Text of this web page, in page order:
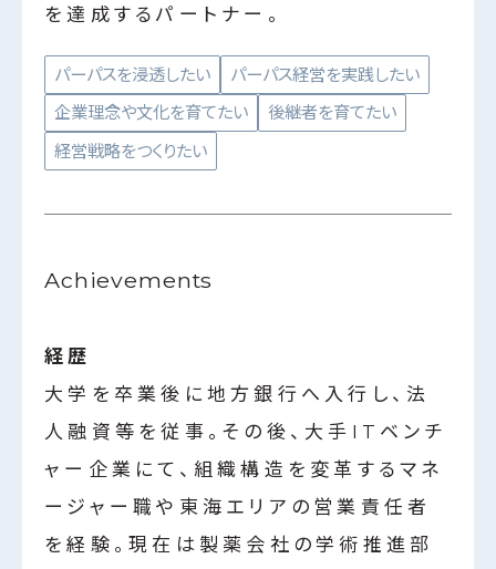
を達成するパートナー。
パーパスを浸透したい
パーパス経営を実践したい
企業理念や文化を育てたい
後継者を育てたい
経営戦略をつくりたい
Achievements
経歴
大学を卒業後に地方銀行へ入行し、法
人融資等を従事。その後、大手ITベンチ
ャー企業にて、組織構造を変革するマネ
ージャー職や東海エリアの営業責任者
を経験。現在は製薬会社の学術推進部